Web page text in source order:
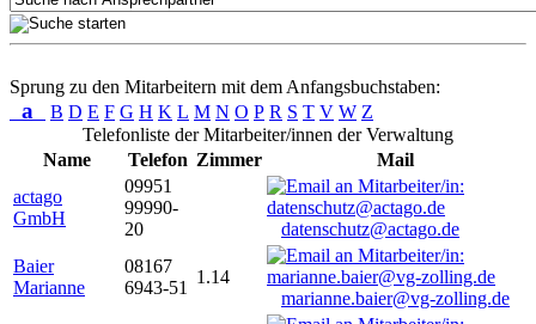
Sprung zu den Mitarbeitern mit dem Anfangsbuchstaben:
a B D E F G H K L M N O P R S T V W Z
Telefonliste der Mitarbeiter/innen der Verwaltung
Name
Telefon Zimmer
Mail
actago
GmbH
09951
99990-
20
datenschutz@actago.de
Baier
Marianne
08167
6943-51
1.14
marianne.baier@vg-zolling.de